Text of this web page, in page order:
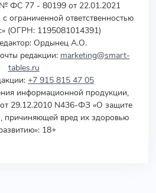
ФС 77 - 80199 от 22.01.2021
ограниченной ответственностью
(ОГРН: 1195081014391)
Ордынец А.О.
редакции: marketing@smart-
tables.ru
+7 915 815 47 05
информационной продукции,
29.12.2010 N436-ФЗ «О защите
причиняющей вред их здоровью
18+